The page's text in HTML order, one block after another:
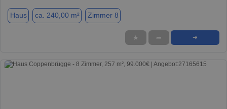
Haus ca. 240,00 m² Zimmer 8
★ ➦ ➜